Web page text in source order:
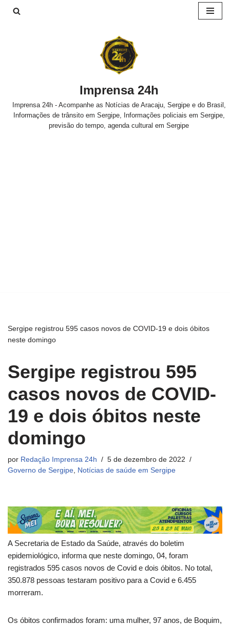
Imprensa 24h
Imprensa 24h - Acompanhe as Notícias de Aracaju, Sergipe e do Brasil,
Informações de trânsito em Sergipe, Informações policiais em Sergipe,
previsão do tempo, agenda cultural em Sergipe
Sergipe registrou 595 casos novos de COVID-19 e dois óbitos
neste domingo
Sergipe registrou 595
casos novos de COVID-
19 e dois óbitos neste
domingo
por Redação Imprensa 24h
5 de dezembro de 2022
Governo de Sergipe, Notícias de saúde em Sergipe
A Secretaria de Estado da Saúde, através do boletim
epidemiológico, informa que neste domingo, 04, foram
registrados 595 casos novos de Covid e dois óbitos. No total,
350.878 pessoas testaram positivo para a Covid e 6.455
morreram.
Os óbitos confirmados foram: uma mulher, 97 anos, de Boquim,